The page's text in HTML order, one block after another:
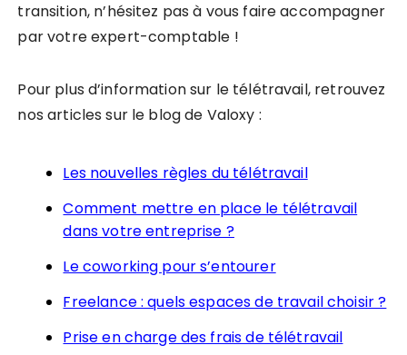
transition, n’hésitez pas à vous faire accompagner
par votre expert-comptable !
Pour plus d’information sur le télétravail, retrouvez
nos articles sur le blog de Valoxy :
Les nouvelles règles du télétravail
Comment mettre en place le télétravail
dans votre entreprise ?
Le coworking pour s’entourer
Freelance : quels espaces de travail choisir ?
Prise en charge des frais de télétravail